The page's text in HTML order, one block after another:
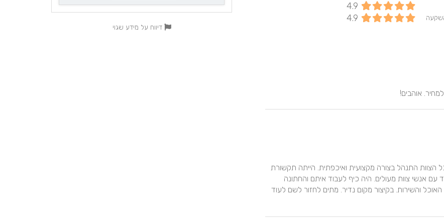
דיווח על מידע שגוי
4.9
4.9
אוהבים!